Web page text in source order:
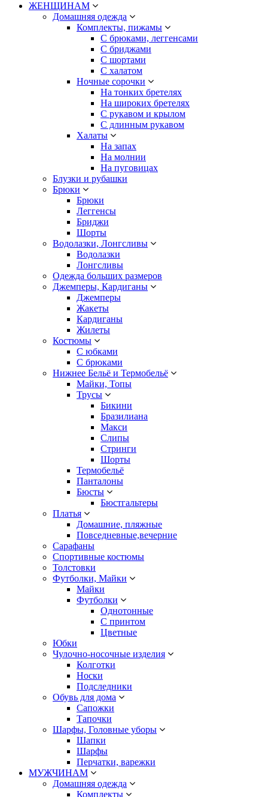
ЖЕНЩИНАМ
Домашняя одежда
Комплекты, пижамы
С брюками, леггенсами
С бриджами
С шортами
С халатом
Ночные сорочки
На тонких бретелях
На широких бретелях
С рукавом и крылом
С длинным рукавом
Халаты
На запах
На молнии
На пуговицах
Блузки и рубашки
Брюки
Брюки
Леггенсы
Бриджи
Шорты
Водолазки, Лонгсливы
Водолазки
Лонгсливы
Одежда больших размеров
Джемперы, Кардиганы
Джемперы
Жакеты
Кардиганы
Жилеты
Костюмы
С юбками
С брюками
Нижнее Бельё и Термобельё
Майки, Топы
Трусы
Бикини
Бразилиана
Макси
Слипы
Стринги
Шорты
Термобельё
Панталоны
Бюсты
Бюстгальтеры
Платья
Домашние, пляжные
Повседневные,вечерние
Сарафаны
Спортивные костюмы
Толстовки
Футболки, Майки
Майки
Футболки
Однотонные
С принтом
Цветные
Юбки
Чулочно-носочные изделия
Колготки
Носки
Подследники
Обувь для дома
Сапожки
Тапочки
Шарфы, Головные уборы
Шапки
Шарфы
Перчатки, варежки
МУЖЧИНАМ
Домашняя одежда
Комплекты